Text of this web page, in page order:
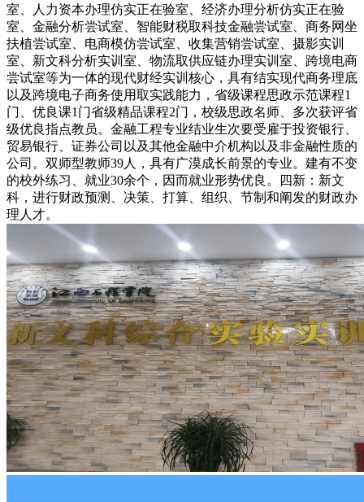
室、人力资本办理仿实正在验室、经济办理分析仿实正在验
室、金融分析尝试室、智能财税取科技金融尝试室、商务网坐
扶植尝试室、电商模仿尝试室、收集营销尝试室、摄影实训
室、新文科分析实训室、物流取供应链办理实训室、跨境电商
尝试室等为一体的现代财经实训核心，具有结实现代商务理底
以及跨境电子商务使用取实践能力，省级课程思政示范课程1
门、优良课1门省级精品课程2门，校级思政名师、多次获评省
级优良指点教员。金融工程专业结业生次要受雇于投资银行、
贸易银行、证券公司以及其他金融中介机构以及非金融性质的
公司。双师型教师39人，具有广漠成长前景的专业。建有不变
的校外练习、就业30余个，因而就业形势优良。四新：新文
科，进行财政预测、决策、打算、组织、节制和阐发的财政办
理人才。